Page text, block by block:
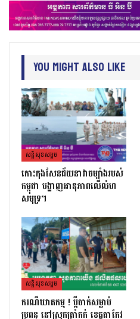
You Might Also Like
សន្តិសុខសង្គម
កោះកុងសែនជ័យនាវាចម្បាំងរបស់
កម្ពុជា បង្ហាញអានុភាពលើលំហ
សមុទ្រ។
សន្តិសុខសង្គម
ករណីឃាតកម្ម ! ប្ដីចាក់សម្លាប់
ប្រពន្ធ នៅស្រុកត្រាំកក់ ខេត្តតាកែវ